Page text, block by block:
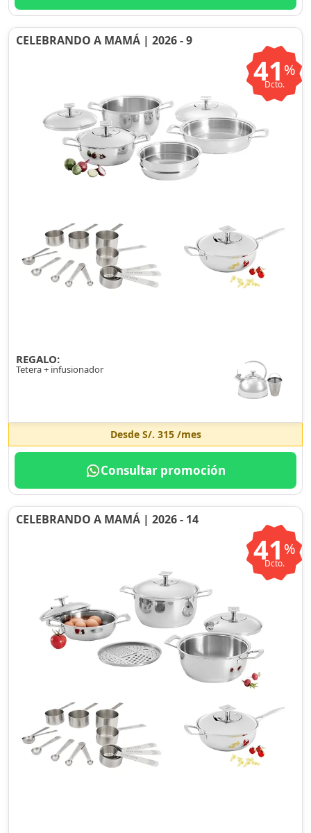
CELEBRANDO A MAMÁ | 2026 - 9
41 %
Dcto.
REGALO:
Tetera + infusionador
Desde S/. 315/mes
Consultar promoción
CELEBRANDO A MAMÁ | 2026 - 14
41 %
Dcto.